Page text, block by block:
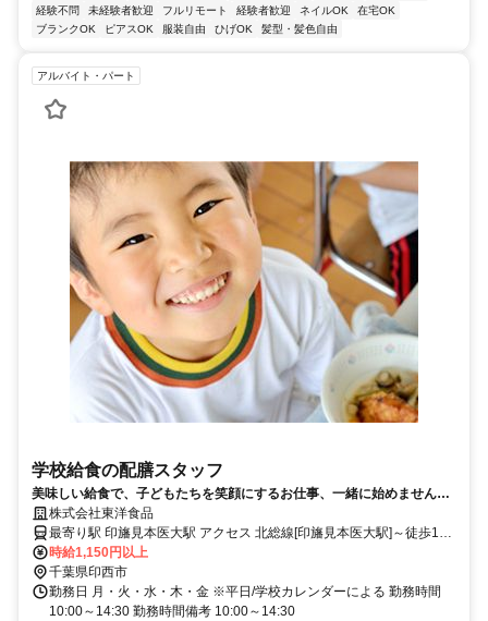
経験不問
未経験者歓迎 フルリモート 経験者歓迎 ネイルOK
在宅OK
ブランクOK
ピアスOK 服装自由 ひげOK 髪型・髪色自由
アルバイト・パート
学校給食の配膳スタッフ
美味しい給食で、子どもたちを笑顔にするお仕事、一緒に始めません
か？株式会社東洋食品
最寄り駅 印旛見本医大駅 アクセス 北総線[印旛見本医大駅]～徒歩11
分 ※車通勤可
時給1,150円以上
千葉県印西市
勤務日 月・火・水・木・金 ※平日/学校カレンダーによる 勤務時間
10:00～14:30 勤務時間備考 10:00～14:30